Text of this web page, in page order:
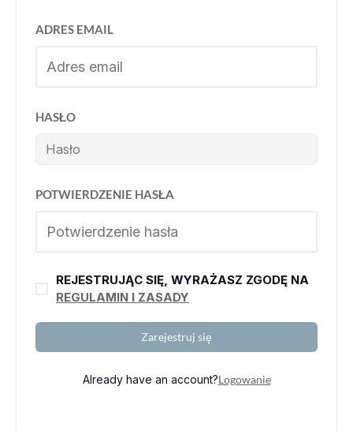
ADRES EMAIL
HASŁO
POTWIERDZENIE HASŁA
REJESTRUJĄC SIĘ, WYRAŻASZ ZGODĘ NA
REGULAMIN I ZASADY
Zarejestruj się
Already have an account?Logowanie